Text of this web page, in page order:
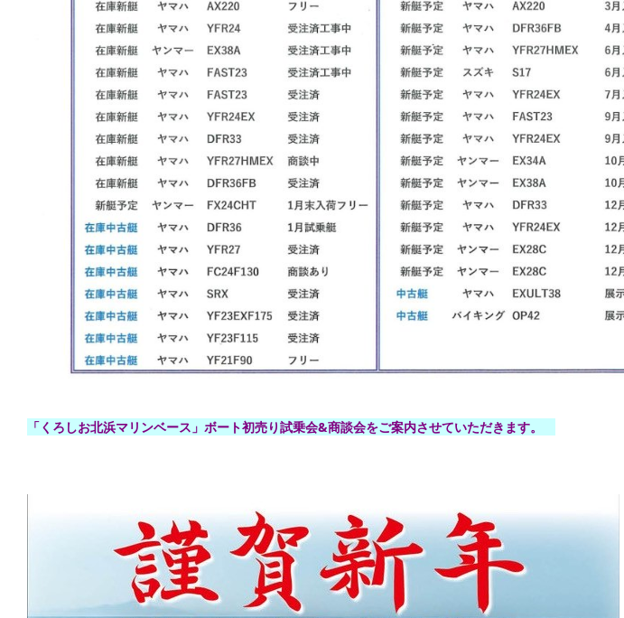
「くろしお北浜マリンベース」ボート初売り試乗会&商談会をご案内させていただきます。